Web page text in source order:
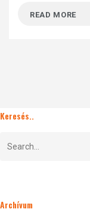
READ MORE
Keresés..
Archívum